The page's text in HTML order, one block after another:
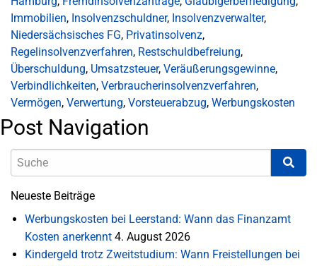
Immobilien, Insolvenzschuldner, Insolvenzverwalter,
Niedersächsisches FG, Privatinsolvenz,
Regelinsolvenzverfahren, Restschuldbefreiung,
Überschuldung, Umsatzsteuer, Veräußerungsgewinne,
Verbindlichkeiten, Verbraucherinsolvenzverfahren,
Vermögen, Verwertung, Vorsteuerabzug, Werbungskosten
Post Navigation
Neueste Beiträge
Werbungskosten bei Leerstand: Wann das Finanzamt
Kosten anerkennt 4. August 2026
Kindergeld trotz Zweitstudium: Wann Freistellungen bei